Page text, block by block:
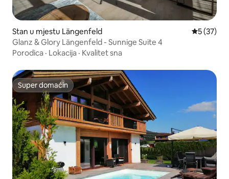
Stan u mjestu Längenfeld prosječna
5 (37)
Glanz & Glory Längenfeld - Sunnige Suite 4
Porodica · Lokacija · Kvalitet sna
Super domaćin
Super domaćin